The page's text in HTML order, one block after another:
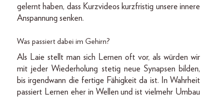
gelernt haben, dass Kurzvideos kurzfristig unsere innere
Anspannung senken.
Was passiert dabei im Gehirn?
Als Laie stellt man sich Lernen oft vor, als würden wir
mit jeder Wiederholung stetig neue Synapsen bilden,
bis irgendwann die fertige Fähigkeit da ist. In Wahrheit
passiert Lernen eher in Wellen und ist vielmehr Umbau